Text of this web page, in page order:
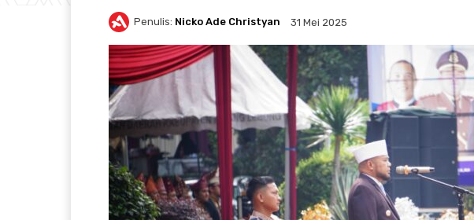
Penulis: Nicko Ade Christyan 31 Mei 2025